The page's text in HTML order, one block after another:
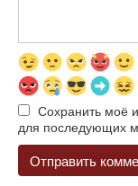
Сохранить моё
для последующих